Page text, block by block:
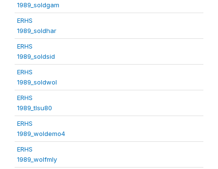
1989_soldgam
ERHS
1989_soldhar
ERHS
1989_soldsid
ERHS
1989_soldwol
ERHS
1989_tlsu80
ERHS
1989_woldemo4
ERHS
1989_wolfmly